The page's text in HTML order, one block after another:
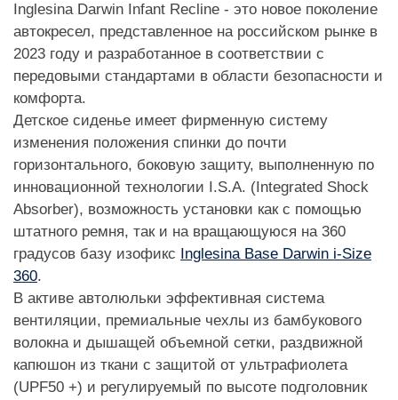
Inglesina Darwin Infant Recline - это новое поколение
автокресел, представленное на российском рынке в
2023 году и разработанное в соответствии с
передовыми стандартами в области безопасности и
комфорта.
Детское сиденье имеет фирменную систему
изменения положения спинки до почти
горизонтального, боковую защиту, выполненную по
инновационной технологии I.S.A. (Integrated Shock
Absorber), возможность установки как с помощью
штатного ремня, так и на вращающуюся на 360
градусов базу изофикс
Inglesina Base Darwin i-Size
360.
В активе автолюльки эффективная система
вентиляции, премиальные чехлы из бамбукового
волокна и дышащей объемной сетки, раздвижной
капюшон из ткани с защитой от ультрафиолета
(UPF50 +) и регулируемый по высоте подголовник